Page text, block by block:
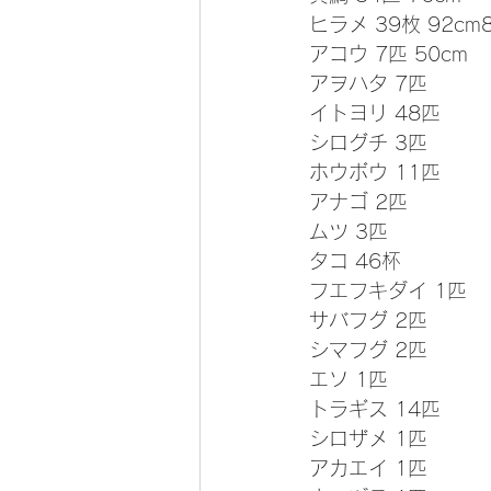
ヒラメ 39枚
アコウ 7匹 50cm
アヲハタ 7匹
イトヨリ 48匹
シログチ 3匹
ホウボウ 11匹
アナゴ 2匹
ムツ 3匹
タコ 46杯
フエフキダイ 1匹
サバフグ 2匹
シマフグ 2匹
エソ 1匹
トラギス 14匹
シロザメ 1匹
アカエイ 1匹